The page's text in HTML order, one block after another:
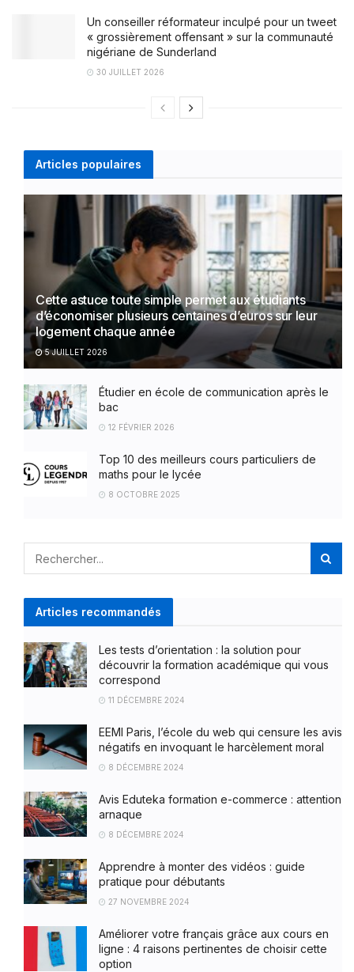
Un conseiller réformateur inculpé pour un tweet
« grossièrement offensant » sur la communauté
nigériane de Sunderland
30 JUILLET 2026
Articles populaires
Cette astuce toute simple permet aux étudiants
d’économiser plusieurs centaines d’euros sur leur
logement chaque année
5 JUILLET 2026
Étudier en école de communication après le
bac
12 FÉVRIER 2026
Top 10 des meilleurs cours particuliers de
maths pour le lycée
8 OCTOBRE 2025
Articles recommandés
Les tests d’orientation : la solution pour
découvrir la formation académique qui vous
correspond
11 DÉCEMBRE 2024
EEMI Paris, l’école du web qui censure les avis
négatifs en invoquant le harcèlement moral
8 DÉCEMBRE 2024
Avis Eduteka formation e-commerce : attention
arnaque
8 DÉCEMBRE 2024
Apprendre à monter des vidéos : guide
pratique pour débutants
27 NOVEMBRE 2024
Améliorer votre français grâce aux cours en
ligne : 4 raisons pertinentes de choisir cette
option